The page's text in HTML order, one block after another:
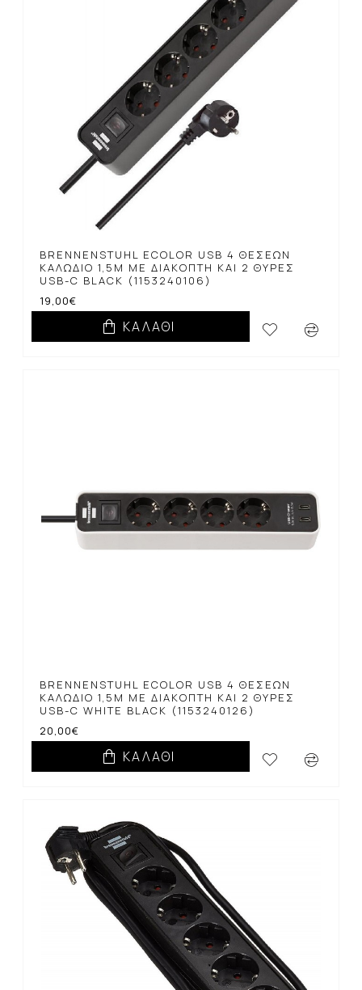
BRENNENSTUHL ECOLOR USB 4 ΘΈΣΕΩΝ
ΚΑΛΏΔΙΟ 1,5M ΜΕ ΔΙΑΚΌΠΤΗ ΚΑΙ 2 ΘΎΡΕΣ
USB-C BLACK (1153240106)
19,00€
ΚΑΛΆΘΙ
BRENNENSTUHL ECOLOR USB 4 ΘΈΣΕΩΝ
ΚΑΛΏΔΙΟ 1,5M ΜΕ ΔΙΑΚΌΠΤΗ ΚΑΙ 2 ΘΎΡΕΣ
USB-C WHITE BLACK (1153240126)
20,00€
ΚΑΛΆΘΙ